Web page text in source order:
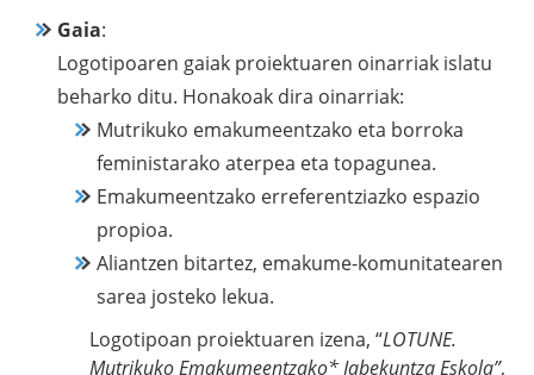
Gaia:
Logotipoaren gaiak proiektuaren oinarriak islatu
beharko ditu. Honakoak dira oinarriak:
Mutrikuko emakumeentzako eta borroka
feministarako aterpea eta topagunea.
Emakumeentzako erreferentziazko espazio
propioa.
Aliantzen bitartez, emakume-komunitatearen
sarea josteko lekua.
Logotipoan proiektuaren izena, “LOTUNE.
Mutrikuko Emakumeentzako* Jabekuntza Eskola”,